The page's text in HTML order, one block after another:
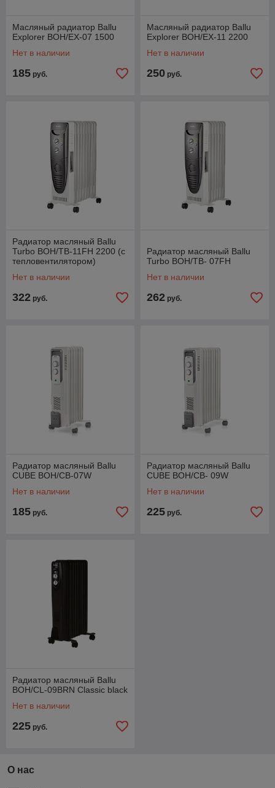
Масляный радиатор Ballu
Explorer BOH/EX-07 1500
Нет в наличии
185 руб.
Масляный радиатор Ballu
Explorer BOH/EX-11 2200
Нет в наличии
250 руб.
Радиатор масляный Ballu
Turbo BOH/TB-11FH 2200 (с
тепловентилятором)
Нет в наличии
322 руб.
Радиатор масляный Ballu
Turbo BOH/TB- 07FH
Нет в наличии
262 руб.
Радиатор масляный Ballu
CUBE BOH/CB-07W
Нет в наличии
185 руб.
Радиатор масляный Ballu
CUBE BOH/СB- 09W
Нет в наличии
225 руб.
Радиатор масляный Ballu
BOH/CL-09BRN Classic black
Нет в наличии
225 руб.
О нас